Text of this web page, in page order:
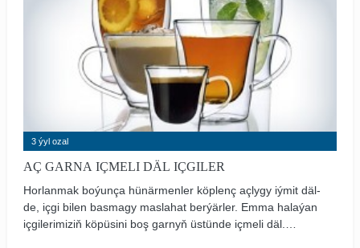
посмотреть и чем заняться.
3 ýyl ozal
AÇ GARNA IÇMELI DÄL IÇGILER
Horlanmak boýunça hünärmenler köplenç açlygy iýmit däl-
de, içgi bilen basmagy maslahat berýärler. Emma halaýan
içgilerimiziň köpüsini boş garnyň üstünde içmeli däl.